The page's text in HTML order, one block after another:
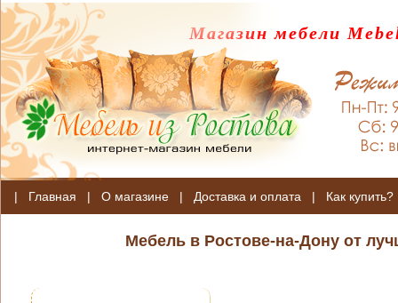
Магазин мебели
| Главная | О магазине | Доставка и оплата | Как купить?
Мебель в Ростове-на-Дону от